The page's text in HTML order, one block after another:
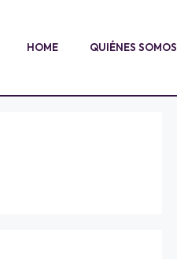
HOME QUIÉNES SOMOS